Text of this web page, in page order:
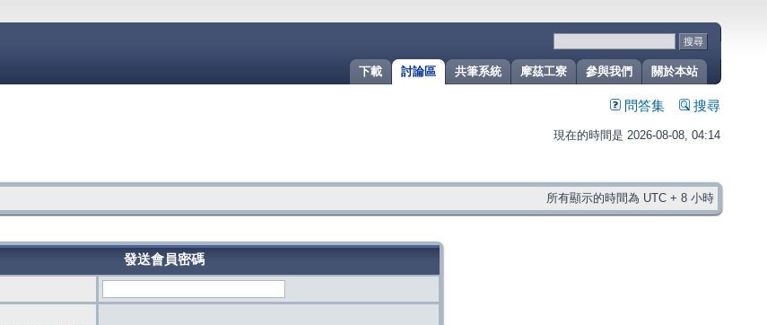
關於本站
參與我們
摩茲工寮
共筆系統
討論區
下載
問答集 搜尋
現在的時間是 2026-08-08, 04:14
所有顯示的時間為 UTC + 8 小時
發送會員密碼